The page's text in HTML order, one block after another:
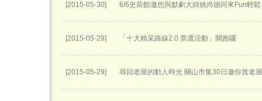
[2015-05-30] 6/6史前館邀您與默劇大師姚尚德同來Fun輕鬆
[2015-05-29] 「十大精采路線2.0 票選活動」開跑囉
[2015-05-29] 尋回老屋的動人時光 關山市集30日邀你賞老